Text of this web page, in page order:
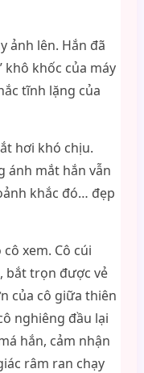
ảnh lên. Hắn đã
khô khốc của máy
tĩnh lặng của
hơi khó chịu.
ánh mắt hắn vẫn
khắc đó… đẹp
xem. Cô cúi
bắt trọn được vẻ
của cô giữa thiên
nghiêng đầu lại
hắn, cảm nhận
râm ran chạy